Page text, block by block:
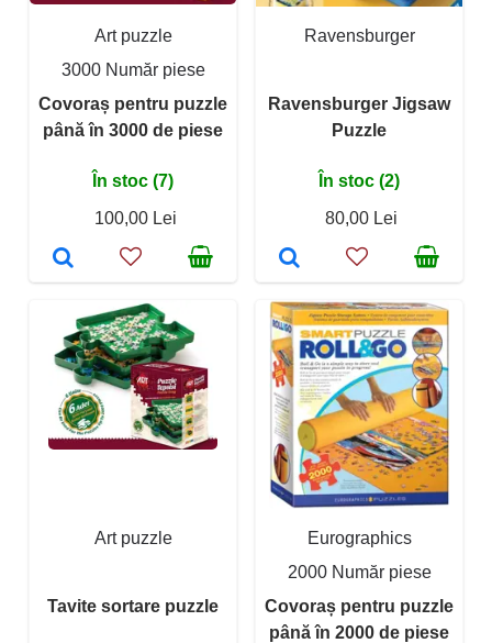
Art puzzle
3000 Număr piese
Covoraș pentru puzzle
până în 3000 de piese
În stoc (7)
100,00 Lei
Ravensburger
Ravensburger Jigsaw
Puzzle
În stoc (2)
80,00 Lei
Art puzzle
Tavite sortare puzzle
Eurographics
2000 Număr piese
Covoraș pentru puzzle
până în 2000 de piese